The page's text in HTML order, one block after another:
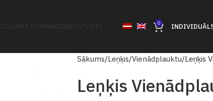
0
Sākums Leņķis Vienādplauktu Leņķis
Leņķis